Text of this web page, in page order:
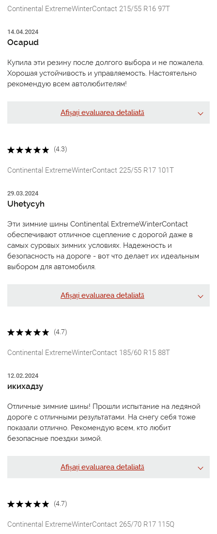
Continental ExtremeWinterContact 215/55 R16 97T
14.04.2024
Ocapud
Купила эти резину после долгого выбора и не пожалела.
Хорошая устойчивость и управляемость. Настоятельно
рекомендую всем автолюбителям!
Afișați evaluarea detaliată
(4.3)
Continental ExtremeWinterContact 225/55 R17 101T
29.03.2024
Uhetycyh
Эти зимние шины Continental ExtremeWinterContact
обеспечивают отличное сцепление с дорогой даже в
самых суровых зимних условиях. Надежность и
безопасность на дороге - вот что делает их идеальным
выбором для автомобиля.
Afișați evaluarea detaliată
(4.7)
Continental ExtremeWinterContact 185/60 R15 88T
12.02.2024
икихадзу
Отличные зимние шины! Прошли испытание на ледяной
дороге с отличными результатами. На снегу себя тоже
показали отлично. Рекомендую всем, кто любит
безопасные поездки зимой.
Afișați evaluarea detaliată
(4.7)
Continental ExtremeWinterContact 265/70 R17 115Q